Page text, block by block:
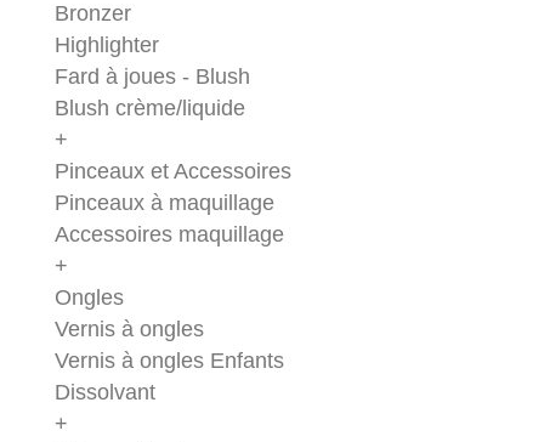
Bronzer
Highlighter
Fard à joues - Blush
Blush crème/liquide
+
Pinceaux et Accessoires
Pinceaux à maquillage
Accessoires maquillage
+
Ongles
Vernis à ongles
Vernis à ongles Enfants
Dissolvant
+